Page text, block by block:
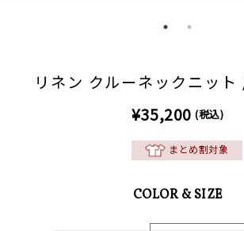
リネン クルーネックニッ
¥35,200 (税込)
まとめ割対象
COLOR & SIZE